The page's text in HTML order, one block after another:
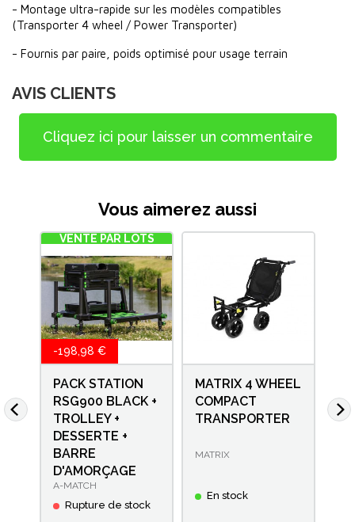
- Montage ultra-rapide sur les modèles compatibles
(Transporter 4 wheel / Power Transporter)
- Fournis par paire, poids optimisé pour usage terrain
AVIS CLIENTS
Cliquez ici pour laisser un commentaire
Vous aimerez aussi
-198,98 €
VENTE PAR LOTS
PACK STATION
RSG900 BLACK +
TROLLEY +
DESSERTE +
BARRE
D'AMORÇAGE
A-MATCH
Rupture de stock
MATRIX 4 WHEEL
COMPACT
TRANSPORTER
MATRIX
En stock